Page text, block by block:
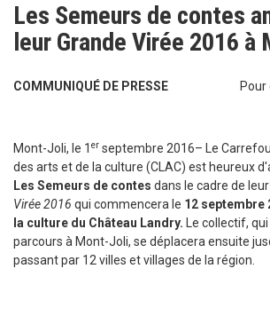
Les Semeurs de contes
leur Grande Virée 2016
COMMUNIQUÉ DE PRESSE
Mont-Joli, le 1 er septembre 2016– Le
des arts et de la culture (CLAC) est heureux
Les Semeurs de contes dans le cadre de
Virée 2016 qui commencera le 12 septembre
la culture du Château Landry.
Le collectif,
parcours à Mont-Joli, se déplacera ensuite
passant par 12 villes et villages de la région.